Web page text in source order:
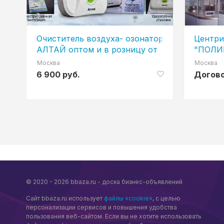
3
Очиститель воздуха- озонатор
АЛТАЙ оптом и в розницу от
производителя.
Москва
6 900 руб.
Москва
© 2020 - 2026 bbaza.ru - доска бизнес-объявлений
Сайт bbaza.ru используетфайлы «cookie», с целью
персонализации сервисов и повышения удобства
пользования веб-сайтом. Если вы не хотите использовать